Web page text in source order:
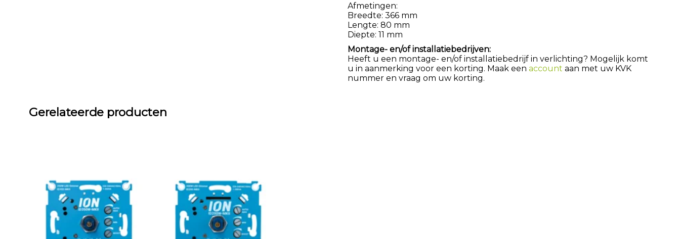
Afmetingen:
Breedte: 366 mm
Lengte: 80 mm
Diepte: 11 mm
Montage- en/of installatiebedrijven:
Heeft u een montage- en/of installatiebedrijf in verlichting? Mogelijk komt
u in aanmerking voor een korting. Maak een account aan met uw KVK
nummer en vraag om uw korting.
Gerelateerde producten